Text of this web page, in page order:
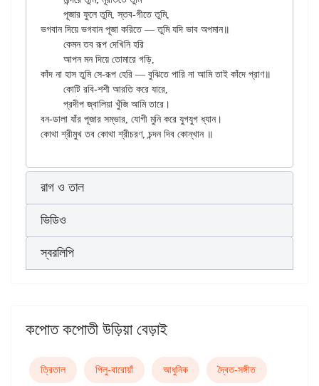
ভগবান দিয়ে ভগবান পূজা করিতে — তুমি যদি ভাব অপমান॥
কাঁদ না হাস তুমি সে-রূপ হেরি — বুঝিতে পারি না আমি তাই কাঁদে প্রাণ॥
বন-ডালা যাঁর পূজার সম্ভার, যোগী মুনি করে যুগযুগ ধ্যান।
রাগ ও তাল
ভিডিও
স্বরলিপি
কপোত কপোতী উড়িয়া বেড়াই
ত্রিতাল পিলু-বারোয়াঁ আধুনিক দ্বৈত-সঙ্গীত